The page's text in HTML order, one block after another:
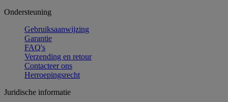
Ondersteuning
Gebruiksaanwijzing
Garantie
FAQ's
Verzending en retour
Contacteer ons
Herroepingsrecht
Juridische informatie